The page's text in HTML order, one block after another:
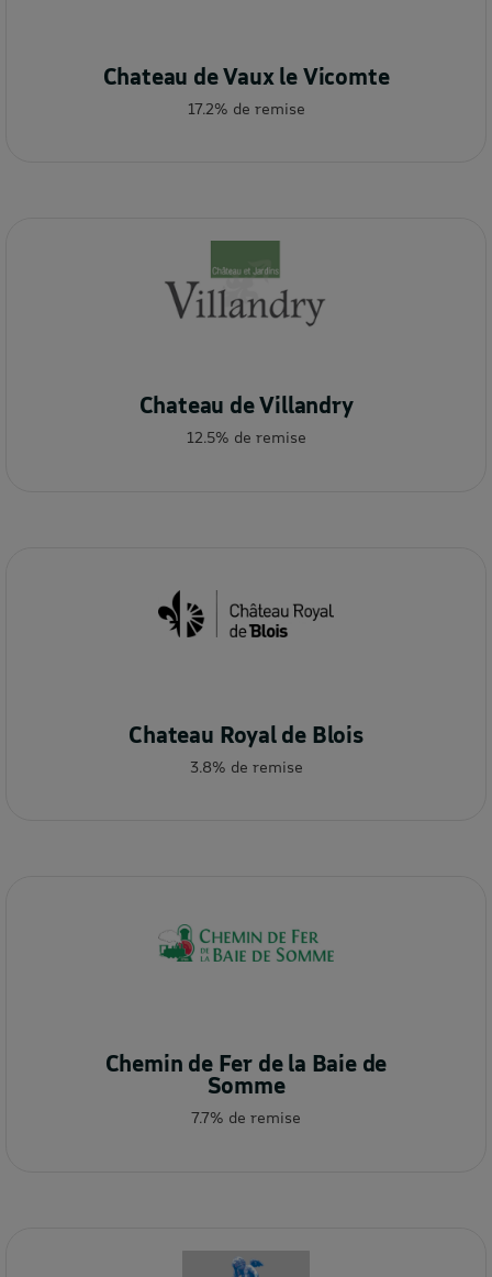
Chateau de Vaux le Vicomte
17.2% de remise
Chateau de Villandry
12.5% de remise
Chateau Royal de Blois
3.8% de remise
Chemin de Fer de la Baie de
Somme
7.7% de remise